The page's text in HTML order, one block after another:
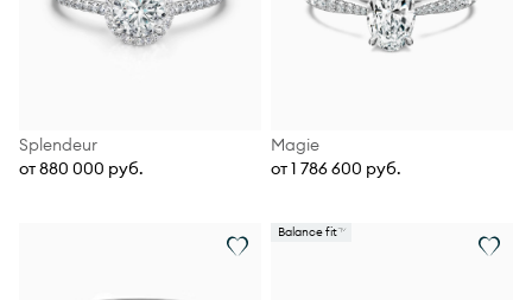
Splendeur
от 880 000 руб.
Magie
от 1 786 600 руб.
Balance fit